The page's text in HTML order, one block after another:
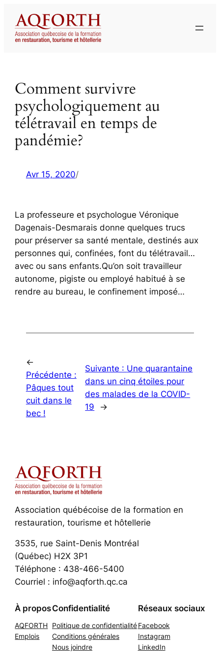
contenu
Comment survivre
psychologiquement au
télétravail en temps de
pandémie?
Avr 15, 2020/
La professeure et psychologue Véronique
Dagenais-Desmarais donne quelques trucs
pour préserver sa santé mentale, destinés aux
personnes qui, confinées, font du télétravail…
avec ou sans enfants.Qu’on soit travailleur
autonome, pigiste ou employé habitué à se
rendre au bureau, le confinement imposé…
←
Précédente :
Pâques tout
cuit dans le
bec !
Suivante : Une quarantaine
dans un cinq étoiles pour
des malades de la COVID-
19
→
Association québécoise de la formation en
restauration, tourisme et hôtellerie
3535, rue Saint-Denis Montréal
(Québec) H2X 3P1
Téléphone : 438-466-5400
Courriel : info@aqforth.qc.ca
À propos
AQFORTH
Emplois
Confidentialité
Politique de confidentialité
Conditions générales
Nous joindre
Réseaux sociaux
Facebook
Instagram
LinkedIn